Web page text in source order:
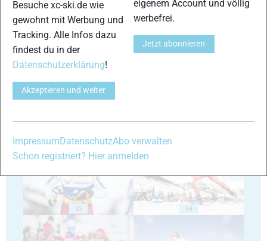
29 30
31 32
33 34
Besuche xc-ski.de wie
gewohnt mit Werbung und
Tracking. Alle Infos dazu
findest du in der
Datenschutzerklärung!
Akzeptieren und weiter
eigenem Account und völlig
werbefrei.
Jetzt abonnieren
Impressum DatenschutzAbo verwalten
Schon registriert? Hier anmelden